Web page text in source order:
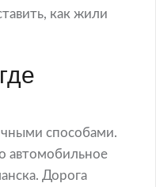
как жили
способами.
автомобильное
Дорога